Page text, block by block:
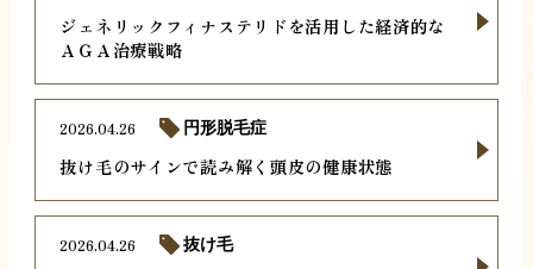
ジェネリックフィナステリドを活用した経済的な
ＡＧＡ治療戦略
抜け毛のサインで読み解く頭皮の健康状態
2026.04.26 円形脱毛症
2026.04.26 抜け毛